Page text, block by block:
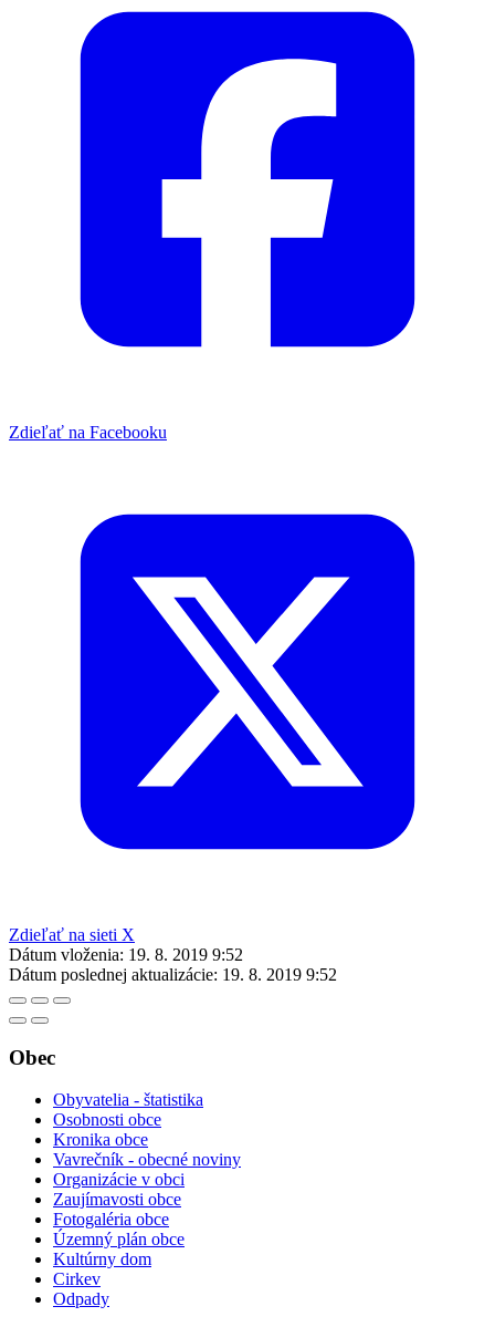
Zdieľať na Facebooku
Zdieľať na sieti X
Dátum vloženia: 19. 8. 2019 9:52
Dátum poslednej aktualizácie: 19. 8. 2019 9:52
Obec
Obyvatelia - štatistika
Osobnosti obce
Kronika obce
Vavrečník - obecné noviny
Organizácie v obci
Zaujímavosti obce
Fotogaléria obce
Územný plán obce
Kultúrny dom
Cirkev
Odpady